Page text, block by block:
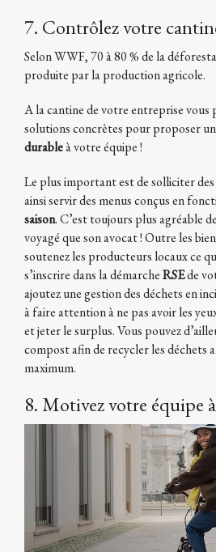
7. Contrôlez votre
Selon WWF, 70 à 80 % de la
produite par la production agricole.
A la cantine de votre entreprise vous
solutions concrètes pour proposer
durableà votre équipe !
Le plus important est de solliciter des
ainsi servir des menus conçus en
saison. C’est toujours plus agréable
voyagé que son avocat ! Outre les
soutenez les producteurs locaux ce
s’inscrire dans la démarcheRSEde
ajoutez une gestion des déchets en
à faire attention à ne pas avoir les
et jeter le surplus. Vous pouvez
compost afin de recycler les déchets
maximum.
8. Motivez votre équipe